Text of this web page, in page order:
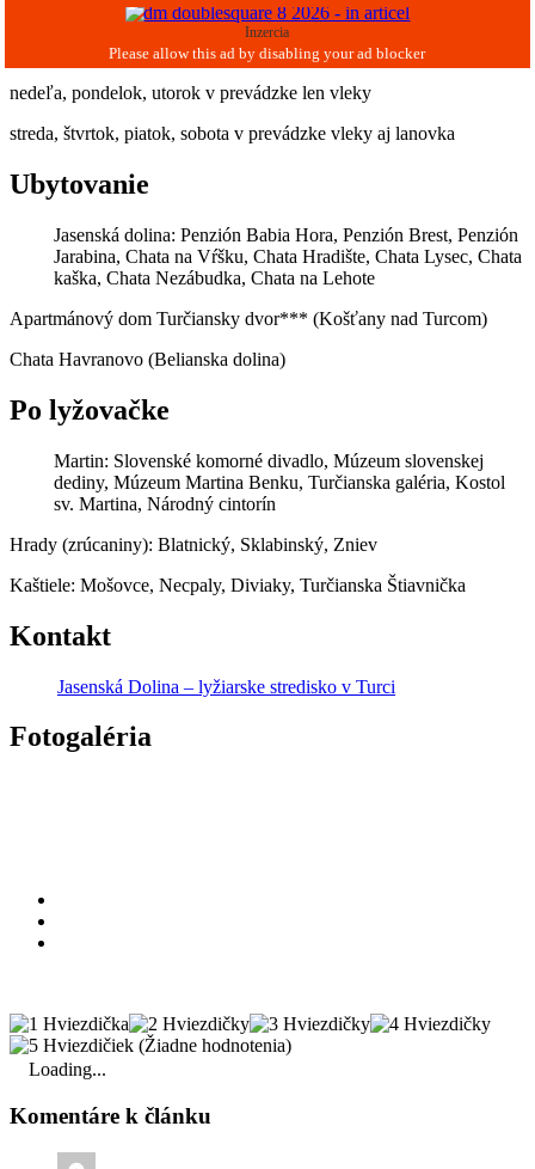
Inzercia
nedeľa, pondelok, utorok v prevádzke len vleky
streda, štvrtok, piatok, sobota v prevádzke vleky aj lanovka
Ubytovanie
Jasenská dolina: Penzión Babia Hora, Penzión Brest, Penzión
Jarabina, Chata na Vŕšku, Chata Hradište, Chata Lysec, Chata
kaška, Chata Nezábudka, Chata na Lehote
Apartmánový dom Turčiansky dvor*** (Košťany nad Turcom)
Chata Havranovo (Belianska dolina)
Po lyžovačke
Martin: Slovenské komorné divadlo, Múzeum slovenskej
dediny, Múzeum Martina Benku, Turčianska galéria, Kostol
sv. Martina, Národný cintorín
Hrady (zrúcaniny): Blatnický, Sklabinský, Zniev
Kaštiele: Mošovce, Necpaly, Diviaky, Turčianska Štiavnička
Kontakt
Jasenská Dolina – lyžiarske stredisko v Turci
Fotogaléria
(Žiadne hodnotenia)
Loading...
Komentáre k článku